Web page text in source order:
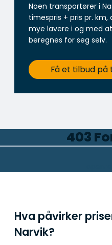
Noen transportører i
timespris + pris pr.
mye lavere i og med
beregnes for seg selv.
Få et tilbud på
403
Hva påvirker
Narvik?